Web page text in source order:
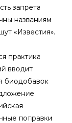
запрета
названиям
«Известия».
практика
вводит
биодобавок
поправки